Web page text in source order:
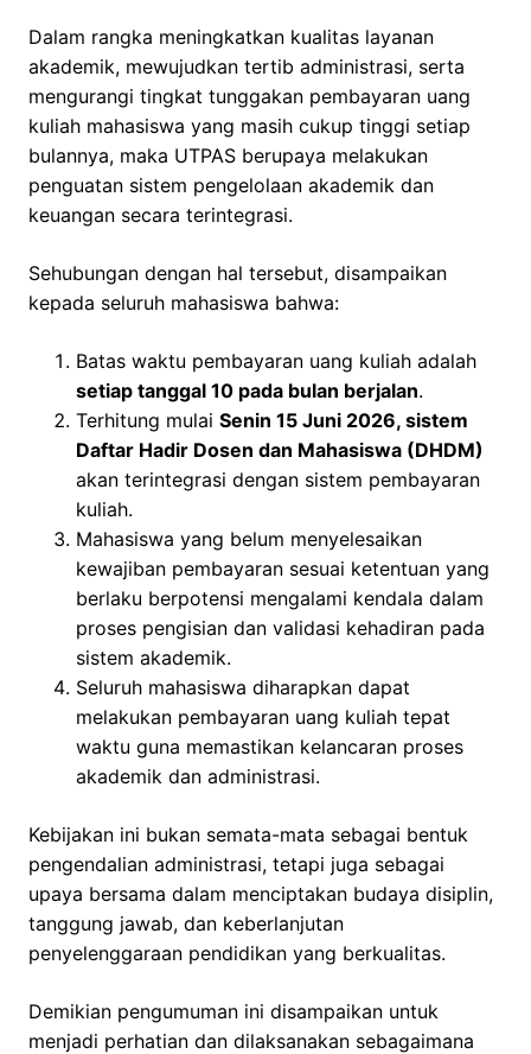
Dalam rangka meningkatkan kualitas layanan
akademik, mewujudkan tertib administrasi, serta
mengurangi tingkat tunggakan pembayaran uang
kuliah mahasiswa yang masih cukup tinggi setiap
bulannya, maka UTPAS berupaya melakukan
penguatan sistem pengelolaan akademik dan
keuangan secara terintegrasi.
Sehubungan dengan hal tersebut, disampaikan
kepada seluruh mahasiswa bahwa:
Batas waktu pembayaran uang kuliah adalah
setiap tanggal 10 pada bulan berjalan.
Terhitung mulai Senin 15 Juni 2026, sistem
Daftar Hadir Dosen dan Mahasiswa (DHDM)
akan terintegrasi dengan sistem pembayaran
kuliah.
Mahasiswa yang belum menyelesaikan
kewajiban pembayaran sesuai ketentuan yang
berlaku berpotensi mengalami kendala dalam
proses pengisian dan validasi kehadiran pada
sistem akademik.
Seluruh mahasiswa diharapkan dapat
melakukan pembayaran uang kuliah tepat
waktu guna memastikan kelancaran proses
akademik dan administrasi.
Kebijakan ini bukan semata-mata sebagai bentuk
pengendalian administrasi, tetapi juga sebagai
upaya bersama dalam menciptakan budaya disiplin,
tanggung jawab, dan keberlanjutan
penyelenggaraan pendidikan yang berkualitas.
Demikian pengumuman ini disampaikan untuk
menjadi perhatian dan dilaksanakan sebagaimana